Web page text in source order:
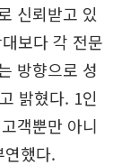
신뢰받고 있
보다 각 전문
방향으로 성
밝혔다. 1인
객뿐만 아니
했다.